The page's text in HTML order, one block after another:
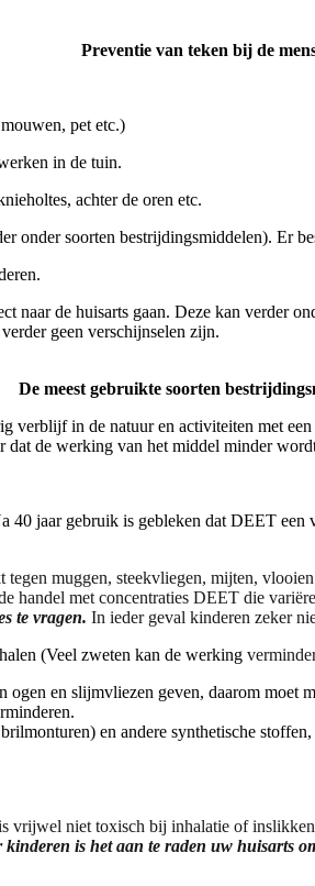
Preventie van teken bij de
pet etc.)
in de tuin.
achter de oren etc.
onder soorten bestrijdingsmiddelen). Er
naar de huisarts gaan. Deze kan verder
geen verschijnselen zijn.
De meest gebruikte soorten
verblijf in de natuur en activiteiten met
de werking van het middel minder
40 jaar gebruik is gebleken dat DEET een
muggen, steekvliegen, mijten,
handel met concentraties DEET die
te vragen. In ieder geval kinderen zeker
(Veel zweten kan de werking
en slijmvliezen geven, daarom moet
en andere synthetische
vrijwel niet toxisch bij inhalatie of
kinderen is het aan te raden uw huisarts